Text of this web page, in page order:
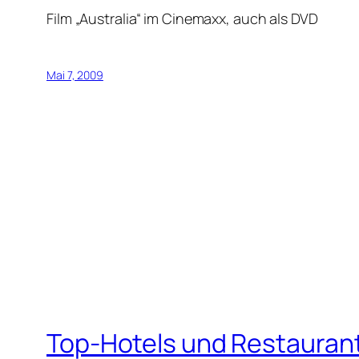
Film „Australia“ im Cinemaxx, auch als DVD
Mai 7, 2009
Top-Hotels und